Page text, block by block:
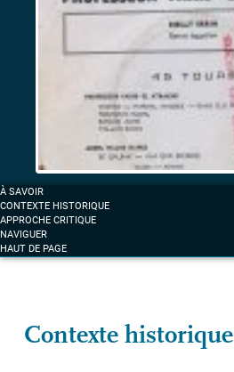
d’exil
surveillance
Label «La
voix
des
arabes
la
fait
À SAVOIR
CONTEXTE HISTORIQUE
APPROCHE CRITIQUE
NAVIGUER
HAUT DE PAGE
Contexte historique